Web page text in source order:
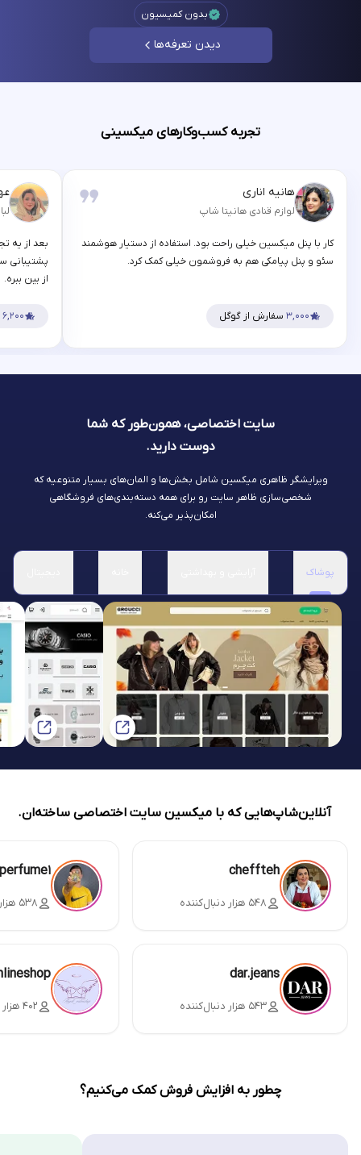
بدون کمیسیون
دیدن تعرفه‌ها
تجربه کسب‌وکارهای میکسینی
هانیه اناری
لوازم قنادی هانیتا شاپ
کار با پنل میکسین خیلی راحت بود. استفاده از دستیار هوشمند
سئو و پنل پیامکی هم به فروشمون خیلی کمک کرد.
۳,۰۰۰ سفارش از گوگل
بعد از یه
پشتیبانی
از بین ببره.
۶,۲۰۰
سایت اختصاصی، همون‌طور که شما
دوست دارید.
ویرایشگر ظاهری میکسین شامل بخش‌ها و المان‌های بسیار متنوعیه که
شخصی‌سازی ظاهر سایت رو برای همه دسته‌بندی‌های فروشگاهی
امکان‌پذیر می‌کنه.
پوشاک
آنلاین‌شاپ‌هایی که با میکسین سایت اختصاصی ساخته‌ان.
cheffteh
۵۴۸ هزار دنبال‌کننده ۵۳۸ هزار دنبال‌کننده
dar.jeans
۵۴۳ هزار دنبال‌کننده ۴۰۲ هزار دنبال‌کننده
چطور به افزایش فروش کمک می‌کنیم؟